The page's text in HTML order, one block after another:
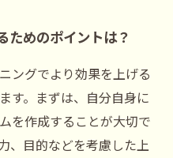
ためのポイントは？
ングでより効果を上げる
す。まずは、自分自身に
を作成することが大切で
、目的などを考慮した上